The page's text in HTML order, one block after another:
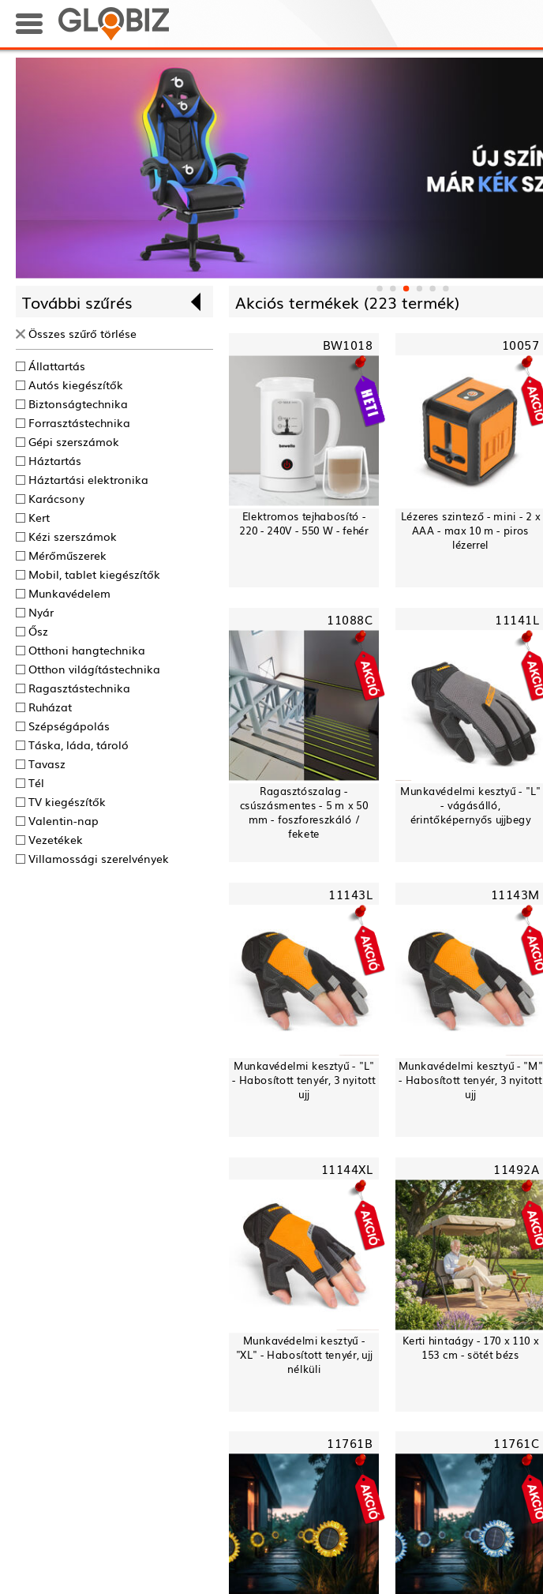
További szűrés
Összes szűrő törlése
Állattartás
Autós kiegészítők
Biztonságtechnika
Forrasztás­technika
Gépi szerszámok
Háztartás
Háztartási elektronika
Karácsony
Kert
Kézi szerszámok
Mérőműszerek
Mobil, tablet kiegészítők
Munkavédelem
Nyár
Ősz
Otthoni hangtechnika
Otthon világítástechnika
Ragasztás­technika
Ruházat
Szépségápolás
Táska, láda, tároló
Tavasz
Tél
TV kiegészítők
Valentin-nap
Vezetékek
Villamossági szerelvények
Akciós termékek (223 termék)
BW1018
Elektromos tejhabosító -
220 - 240V - 550 W - fehér
10057
Lézeres szintező - mini - 2 x
AAA - max 10 m - piros
lézerrel
11088C
Ragasztószalag -
csúszásmentes - 5 m x 50
mm - foszforeszkáló /
fekete
11141L
Munkavédelmi kesztyű - "L"
- vágásálló,
érintőképernyős ujjbegy
11143L
Munkavédelmi kesztyű - "L"
- Habosított tenyér, 3 nyitott
ujj
11143M
Munkavédelmi kesztyű - "M"
- Habosított tenyér, 3 nyitott
ujj
11144XL
Munkavédelmi kesztyű -
"XL" - Habosított tenyér, ujj
nélküli
11492A
Kerti hintaágy - 170 x 110 x
153 cm - sötét bézs
11761B 11761C